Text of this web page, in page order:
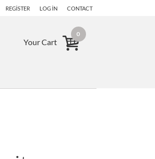
REGISTER LOG IN CONTACT
Your Cart
0